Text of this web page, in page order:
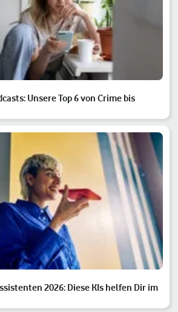
Unsere Top 6 von Crime bis
2026: Diese KIs helfen Dir im